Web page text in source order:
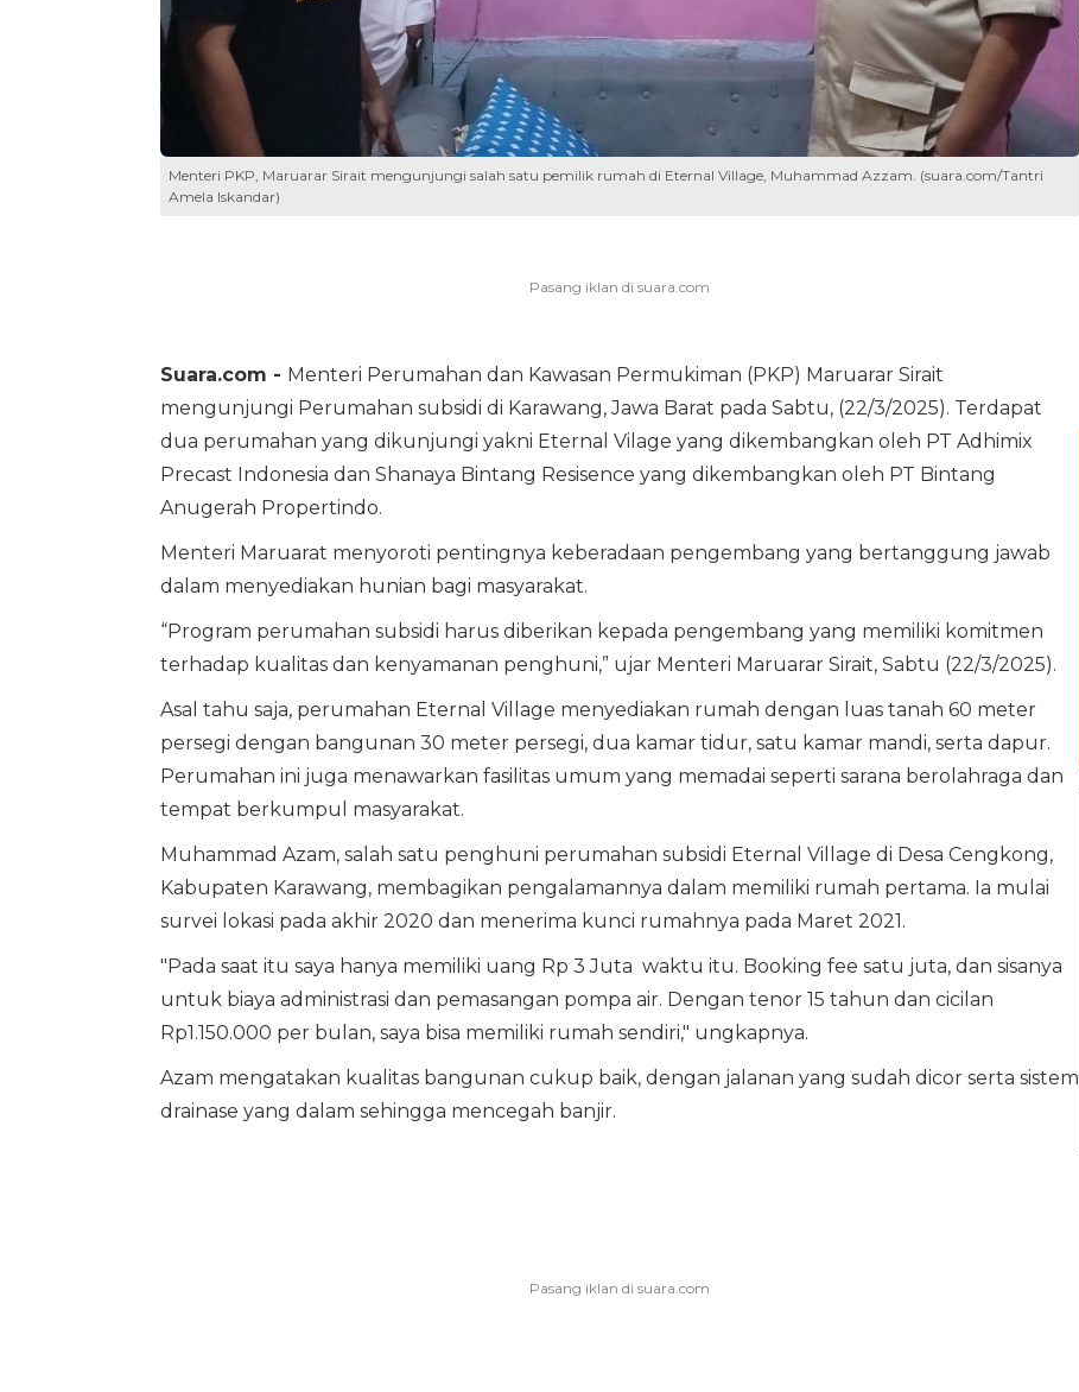
Menteri PKP, Maruarar Sirait mengunjungi salah satu pemilik rumah di Eternal Village, Muhammad Azzam. (suara.com/Tantri
Amela Iskandar)
Suara.com - Menteri Perumahan dan Kawasan Permukiman (PKP) Maruarar Sirait
mengunjungi Perumahan subsidi di Karawang, Jawa Barat pada Sabtu, (22/3/2025). Terdapat
dua perumahan yang dikunjungi yakni Eternal Vilage yang dikembangkan oleh PT Adhimix
Precast Indonesia dan Shanaya Bintang Resisence yang dikembangkan oleh PT Bintang
Anugerah Propertindo.
Menteri Maruarat menyoroti pentingnya keberadaan pengembang yang bertanggung jawab
dalam menyediakan hunian bagi masyarakat.
“Program perumahan subsidi harus diberikan kepada pengembang yang memiliki komitmen
terhadap kualitas dan kenyamanan penghuni,” ujar Menteri Maruarar Sirait, Sabtu (22/3/2025).
Asal tahu saja, perumahan Eternal Village menyediakan rumah dengan luas tanah 60 meter
persegi dengan bangunan 30 meter persegi, dua kamar tidur, satu kamar mandi, serta dapur.
Perumahan ini juga menawarkan fasilitas umum yang memadai seperti sarana berolahraga dan
tempat berkumpul masyarakat.
Muhammad Azam, salah satu penghuni perumahan subsidi Eternal Village di Desa Cengkong,
Kabupaten Karawang, membagikan pengalamannya dalam memiliki rumah pertama. Ia mulai
survei lokasi pada akhir 2020 dan menerima kunci rumahnya pada Maret 2021.
"Pada saat itu saya hanya memiliki uang Rp 3 Juta waktu itu. Booking fee satu juta, dan sisanya
untuk biaya administrasi dan pemasangan pompa air. Dengan tenor 15 tahun dan cicilan
Rp1.150.000 per bulan, saya bisa memiliki rumah sendiri," ungkapnya.
Azam mengatakan kualitas bangunan cukup baik, dengan jalanan yang sudah dicor serta sistem
drainase yang dalam sehingga mencegah banjir.